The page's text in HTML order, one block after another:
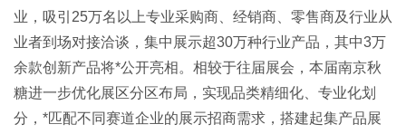
业，吸引25万名以上专业采购商、经销商、零售商及行业从
业者到场对接洽谈，集中展示超30万种行业产品，其中3万
余款创新产品将*公开亮相。相较于往届展会，本届南京秋
糖进一步优化展区分区布局，实现品类精细化、专业化划
分，*匹配不同赛道企业的展示招商需求，搭建起集产品展